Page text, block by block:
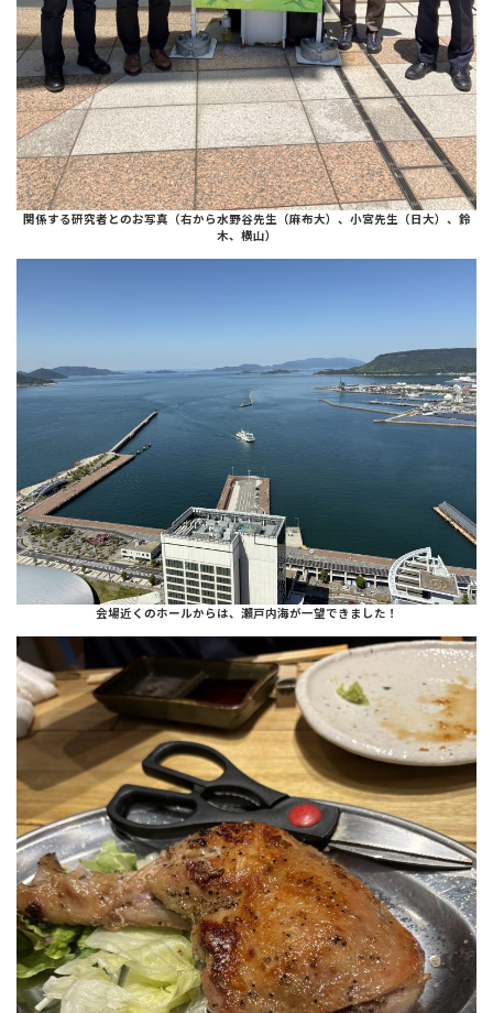
関係する研究者とのお写真（右から水野谷先生（麻布大）、小宮先生（日大）、鈴
木、横山）
会場近くのホールからは、瀬戸内海が一望できました！